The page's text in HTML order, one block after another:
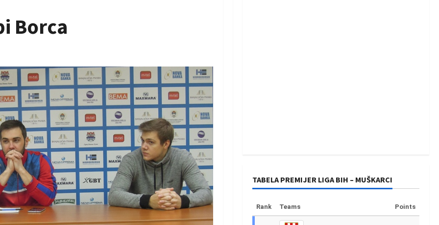
Borca
TABELA PREMIJER LIGA BIH – MUŠKARCI
Rank Teams Points